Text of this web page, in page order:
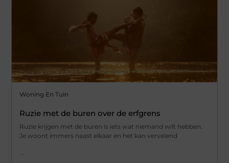
Woning En Tuin
Ruzie met de buren over de erfgrens
Ruzie krijgen met de buren is iets wat niemand wilt hebben.
Je woont immers naast elkaar en het kan vervelend